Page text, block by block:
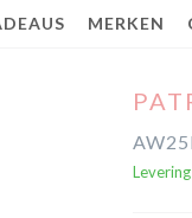
MERKEN